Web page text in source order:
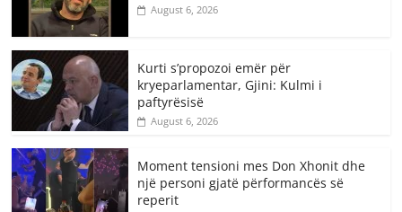
August 6, 2026
Kurti s’propozoi emër për
kryeparlamentar, Gjini: Kulmi i
paftyrësisë
August 6, 2026
Moment tensioni mes Don Xhonit dhe
një personi gjatë përformancës së
reperit